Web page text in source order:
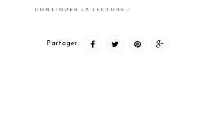
CONTINUER LA LECTURE…
Partager: